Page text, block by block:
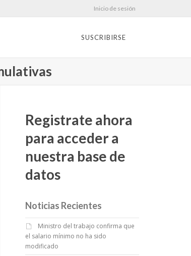
Inicio de sesión
SUSCRIBIRSE
Registrate ahora
para acceder a
nuestra base de
datos
Noticias Recientes
Ministro del trabajo confirma que
el salario mínimo no ha sido
modificado